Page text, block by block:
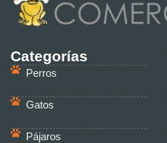
Categorías
Perros
Gatos
Pájaros